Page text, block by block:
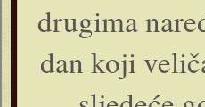
drugima
dan koji